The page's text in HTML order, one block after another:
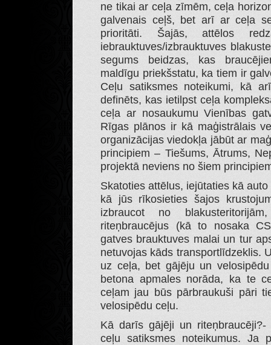
ne tikai ar ceļa zīmēm, ceļa
galvenais ceļš, bet arī ar ceļa
prioritāti. Šajās, attēlos
iebrauktuves/izbrauktuves
segums beidzas, kas
maldīgu priekšstatu, ka tiem ir
Ceļu satiksmes noteikumi, kā
definēts, kas ietilpst ceļa
ceļa ar nosaukumu Vienības
Rīgas plānos ir kā maģistrālais
organizācijas viedokļa jābūt ar
principiem – Tiešums, Ātrums,
projektā neviens no šiem
Skatoties attēlus, iejūtaties kā
kā jūs rīkosieties šajos
izbraucot no
riteņbraucējus (kā to nosaka
gatves brauktuves malai un tur
netuvojas kāds transportlīdzeklis.
uz ceļa, bet gājēju un
betona apmales norāda, ka te
ceļam jau būs pārbraukuši pāri
velosipēdu ceļu.
Kā darīs gājēji un
ceļu satiksmes noteikumus. Ja